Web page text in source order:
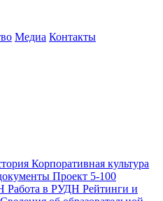
Медиа Контакты
Корпоративная культура
Проект 5-100
Работа в РУДН Рейтинги и